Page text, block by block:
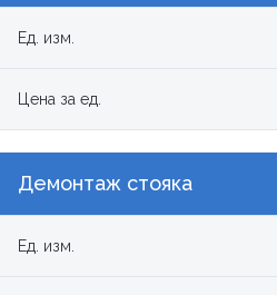
Ед. изм.
Цена за ед.
Демонтаж стояка
Ед. изм.